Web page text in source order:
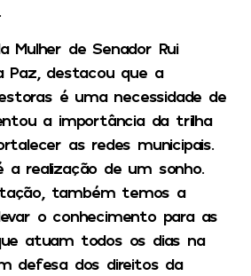
Mulher de Senador Rui
Paz, destacou que a
é uma necessidade de
a importância da trilha
as redes municipais.
a realização de um sonho.
também temos a
o conhecimento para as
atuam todos os dias na
defesa dos direitos da